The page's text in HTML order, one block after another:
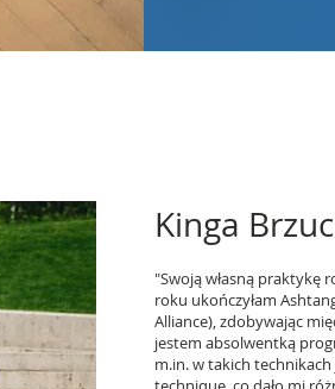
Kinga
"Swoją własną praktykę
roku ukończyłam
Alliance), zdobywając
jestem absolwentką
m.in. w takich technikach